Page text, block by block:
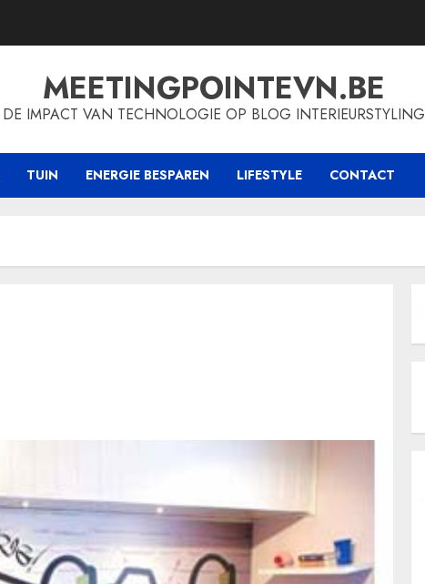
MEETINGPOINTEVN.BE
DE IMPACT VAN TECHNOLOGIE OP BLOG INTERIEURSTYLING
TUIN ENERGIE BESPAREN LIFESTYLE CONTACT